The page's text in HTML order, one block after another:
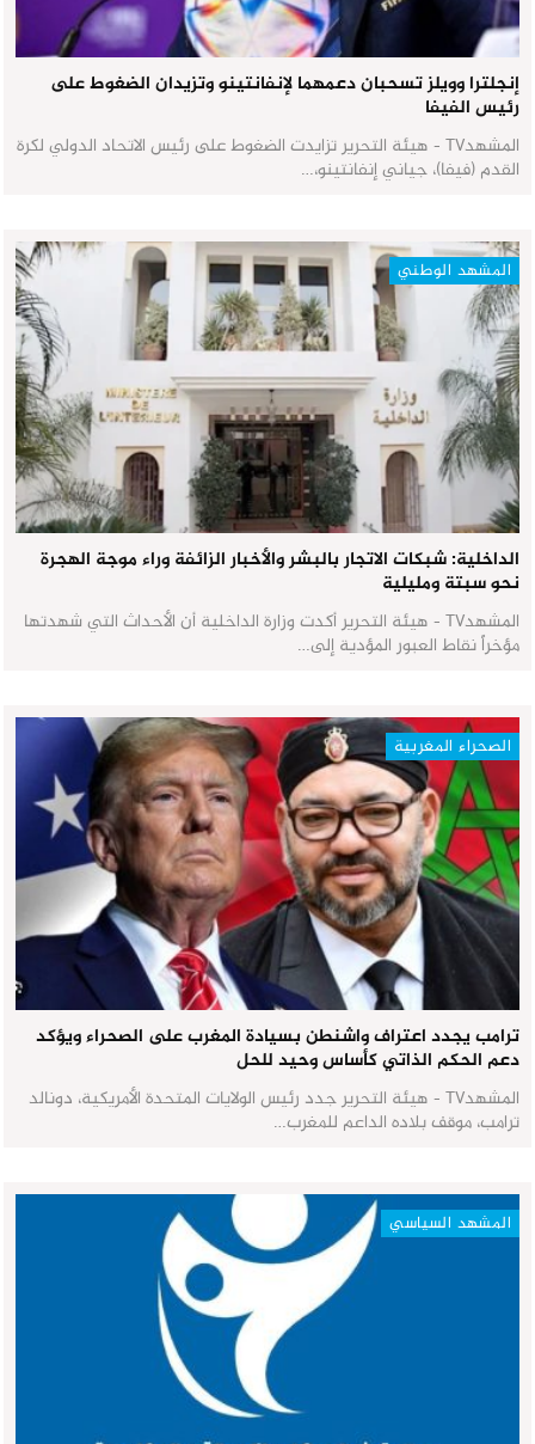
إنجلترا وويلز تسحبان دعمهما لإنفانتينو وتزيدان الضغوط على
رئيس الفيفا
المشهدTV - هيئة التحرير تزايدت الضغوط على رئيس الاتحاد الدولي لكرة
القدم (فيفا)، جياني إنفانتينو،…
المشهد الوطني
الداخلية: شبكات الاتجار بالبشر والأخبار الزائفة وراء موجة الهجرة
نحو سبتة ومليلية
المشهدTV - هيئة التحرير أكدت وزارة الداخلية أن الأحداث التي شهدتها
مؤخراً نقاط العبور المؤدية إلى…
الصحراء المغربية
ترامب يجدد اعتراف واشنطن بسيادة المغرب على الصحراء ويؤكد
دعم الحكم الذاتي كأساس وحيد للحل
المشهدTV - هيئة التحرير جدد رئيس الولايات المتحدة الأمريكية، دونالد
ترامب، موقف بلاده الداعم للمغرب…
المشهد السياسي